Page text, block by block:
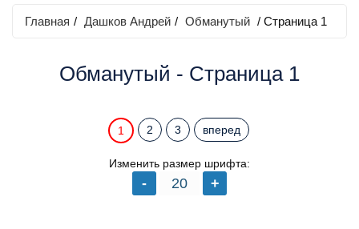
Главная / Дашков Андрей / Обманутый / Страница 1
Обманутый - Страница 1
1 2 3 вперед
Изменить размер шрифта: